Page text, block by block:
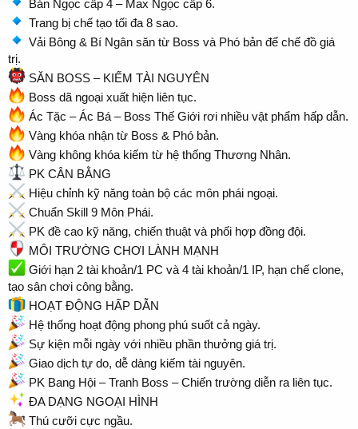
Bán Ngọc cấp 4 – Max Ngọc cấp 6.
Trang bị chế tạo tối đa 8 sao.
Vải Bông & Bí Ngân săn từ Boss và Phó bản để chế đồ giá
trị.
SĂN BOSS – KIẾM TÀI NGUYÊN
Boss dã ngoại xuất hiện liên tục.
Ác Tặc – Ác Bá – Boss Thế Giới rơi nhiều vật phẩm hấp dẫn.
Vàng khóa nhận từ Boss & Phó bản.
Vàng không khóa kiếm từ hệ thống Thương Nhân.
PK CÂN BẰNG
Hiệu chỉnh kỹ năng toàn bộ các môn phái ngoại.
Chuẩn Skill 9 Môn Phái.
PK đề cao kỹ năng, chiến thuật và phối hợp đồng đội.
MÔI TRƯỜNG CHƠI LÀNH MẠNH
Giới hạn 2 tài khoản/1 PC và 4 tài khoản/1 IP, hạn chế clone,
tạo sân chơi công bằng.
HOẠT ĐỘNG HẤP DẪN
Hệ thống hoạt động phong phú suốt cả ngày.
Sự kiện mỗi ngày với nhiều phần thưởng giá trị.
Giao dịch tự do, dễ dàng kiếm tài nguyên.
PK Bang Hội – Tranh Boss – Chiến trường diễn ra liên tục.
ĐA DẠNG NGOẠI HÌNH
Thú cưỡi cực ngầu.